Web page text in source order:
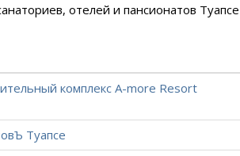
отелей и пансионатов Туапсе
комплекс A-more Resort
Туапсе